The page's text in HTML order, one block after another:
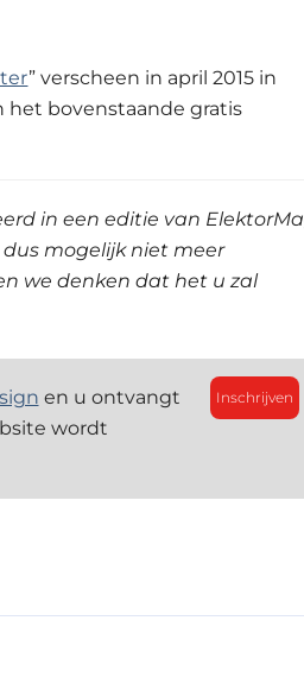
” verscheen in april 2015 in
bovenstaande gratis
in een editie van
mogelijk niet meer
we denken dat het u zal
Inschrijven
en u ontvangt
wordt